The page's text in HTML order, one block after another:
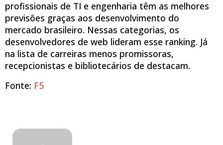
profissionais de TI e engenharia têm as melhores
previsões graças aos desenvolvimento do
mercado brasileiro. Nessas categorias, os
desenvolvedores de web lideram esse ranking. Já
na lista de carreiras menos promissoras,
recepcionistas e bibliotecários de destacam.
Fonte: F5